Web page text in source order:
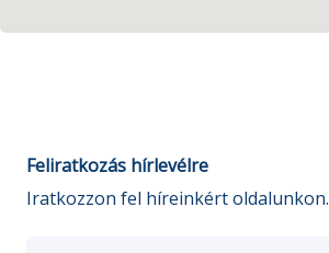
Feliratkozás hírlevélre
Iratkozzon fel híreinkért oldalunkon.